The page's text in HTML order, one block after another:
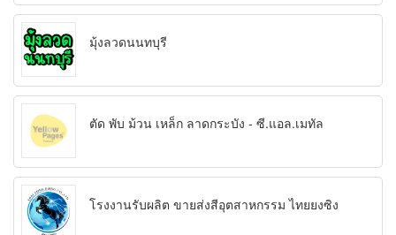
มุ้งลวดนนทบุรี
ตัด พับ ม้วน เหล็ก ลาดกระบัง - ซี.แอล.เมทัล
โรงงานรับผลิต ขายส่งสีอุตสาหกรรม ไทยยงซิง